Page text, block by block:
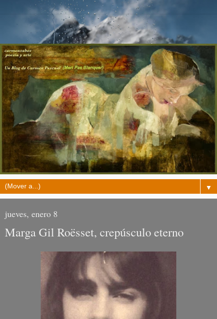
▼
jueves, enero 8
Marga Gil Roësset, crepúsculo eterno